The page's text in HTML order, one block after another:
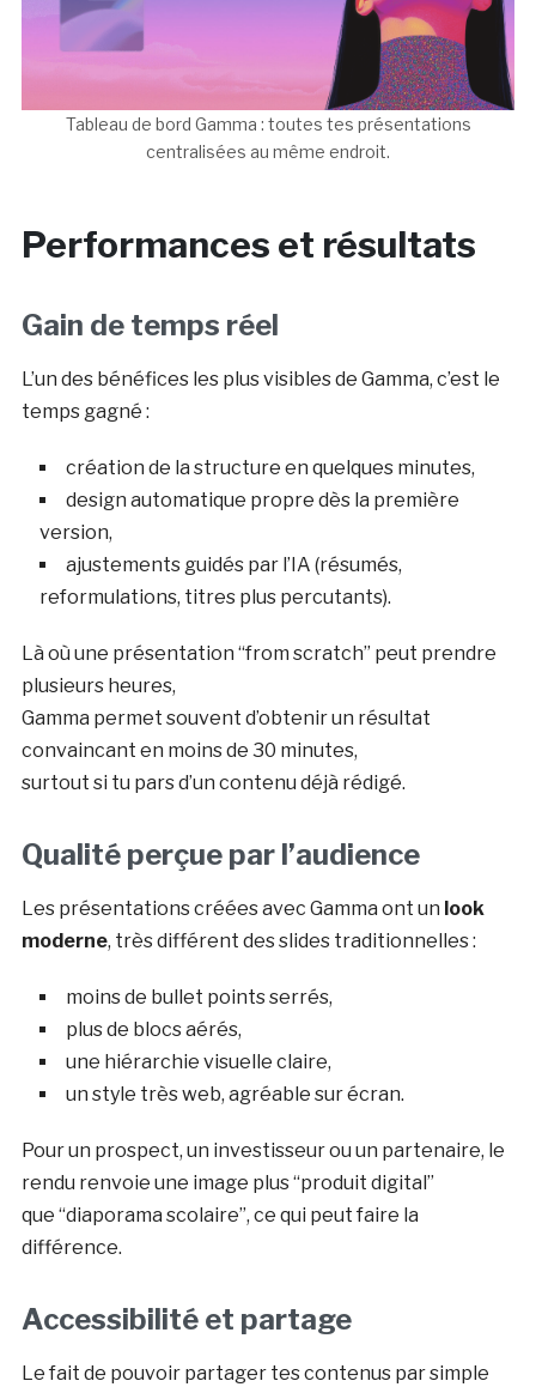
Tableau de bord Gamma : toutes tes présentations
centralisées au même endroit.
Performances et résultats
Gain de temps réel
L’un des bénéfices les plus visibles de Gamma, c’est le
temps gagné :
création de la structure en quelques minutes,
design automatique propre dès la première
version,
ajustements guidés par l’IA (résumés,
reformulations, titres plus percutants).
Là où une présentation “from scratch” peut prendre
plusieurs heures,
Gamma permet souvent d’obtenir un résultat
convaincant en moins de 30 minutes,
surtout si tu pars d’un contenu déjà rédigé.
Qualité perçue par l’audience
Les présentations créées avec Gamma ont un look
moderne, très différent des slides traditionnelles :
moins de bullet points serrés,
plus de blocs aérés,
une hiérarchie visuelle claire,
un style très web, agréable sur écran.
Pour un prospect, un investisseur ou un partenaire, le
rendu renvoie une image plus “produit digital”
que “diaporama scolaire”, ce qui peut faire la
différence.
Accessibilité et partage
Le fait de pouvoir partager tes contenus par simple